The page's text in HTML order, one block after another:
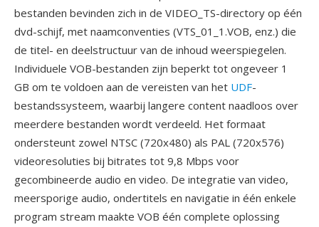
bestanden bevinden zich in de VIDEO_TS-directory op één
dvd-schijf, met naamconventies (VTS_01_1.VOB, enz.) die
de titel- en deelstructuur van de inhoud weerspiegelen.
Individuele VOB-bestanden zijn beperkt tot ongeveer 1
GB om te voldoen aan de vereisten van het UDF-
bestandssysteem, waarbij langere content naadloos over
meerdere bestanden wordt verdeeld. Het formaat
ondersteunt zowel NTSC (720x480) als PAL (720x576)
videoresoluties bij bitrates tot 9,8 Mbps voor
gecombineerde audio en video. De integratie van video,
meersporige audio, ondertitels en navigatie in één enkele
program stream maakte VOB één complete oplossing